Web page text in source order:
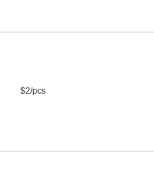
$2/pcs